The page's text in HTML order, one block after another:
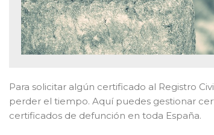
Para solicitar algún certificado al Registro
perder el tiempo. Aquí puedes gestionar
certificados de defunción en toda España.